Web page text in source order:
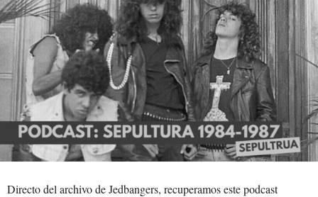
Directo del archivo de Jedbangers, recuperamos este podcast